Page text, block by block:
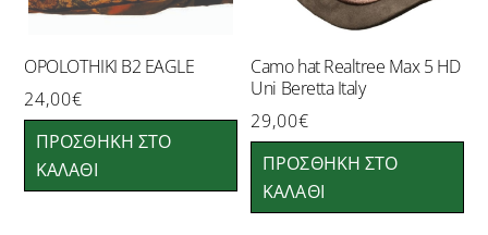
OPOLOTHIKI B2 EAGLE
24,00€
ΠΡΟΣΘΉΚΗ ΣΤΟ
ΚΑΛΆΘΙ
Camo hat Realtree Max 5 HD
Uni Beretta Italy
29,00€
ΠΡΟΣΘΉΚΗ ΣΤΟ
ΚΑΛΆΘΙ